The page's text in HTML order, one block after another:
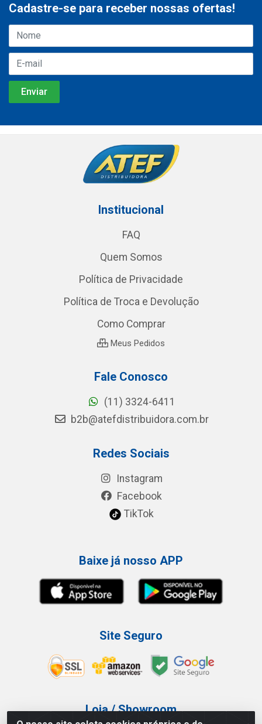
Cadastre-se para receber nossas ofertas!
Institucional
FAQ
Quem Somos
Política de Privacidade
Política de Troca e Devolução
Como Comprar
Meus Pedidos
Fale Conosco
(11) 3324-6411
b2b@atefdistribuidora.com.br
Redes Sociais
Instagram
Facebook
TikTok
Baixe já nosso APP
Site Seguro
Loja / Showroom